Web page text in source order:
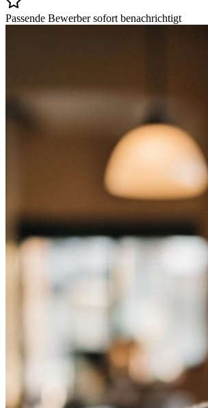
Passende Bewerber sofort benachrichtigt